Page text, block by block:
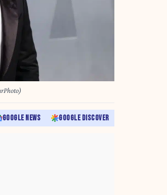
GOOGLE NEWS GOOGLE DISCOVER